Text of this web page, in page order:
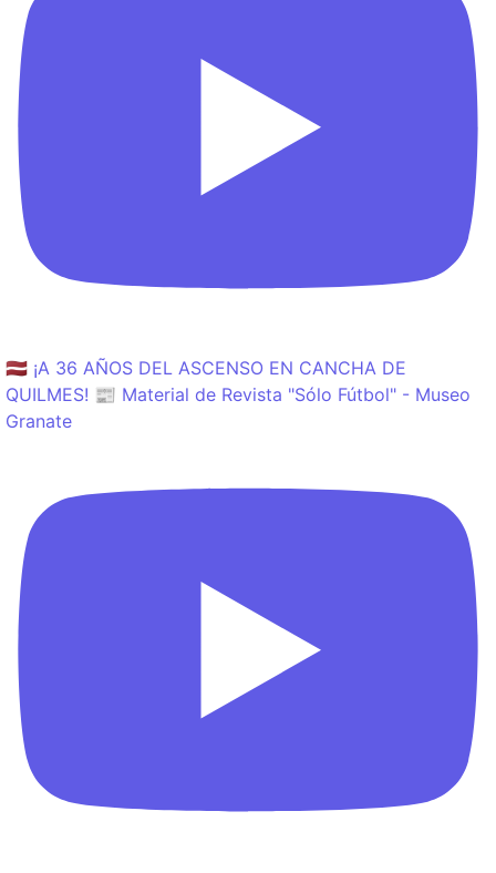
🇱🇻 ¡A 36 AÑOS DEL ASCENSO EN CANCHA DE
QUILMES! 📰 Material de Revista "Sólo Fútbol" - Museo
Granate